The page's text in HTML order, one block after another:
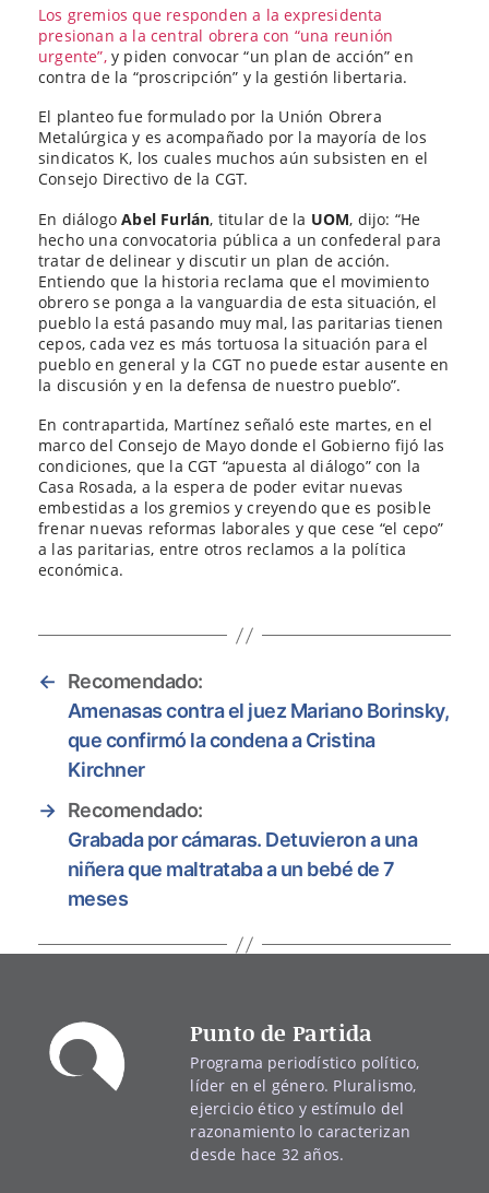
Los gremios que responden a la expresidenta
presionan a la central obrera con “una reunión
urgente”, y piden convocar “un plan de acción” en
contra de la “proscripción” y la gestión libertaria.
El planteo fue formulado por la Unión Obrera
Metalúrgica y es acompañado por la mayoría de los
sindicatos K, los cuales muchos aún subsisten en el
Consejo Directivo de la CGT.
En diálogoAbel Furlán, titular de la UOM, dijo: “He
hecho una convocatoria pública a un confederal para
tratar de delinear y discutir un plan de acción.
Entiendo que la historia reclama que el movimiento
obrero se ponga a la vanguardia de esta situación, el
pueblo la está pasando muy mal, las paritarias tienen
cepos, cada vez es más tortuosa la situación para el
pueblo en general y la CGT no puede estar ausente en
la discusión y en la defensa de nuestro pueblo”.
En contrapartida, Martínez señaló este martes, en el
marco del Consejo de Mayo donde el Gobierno fijó las
condiciones, que la CGT “apuesta al diálogo” con la
Casa Rosada, a la espera de poder evitar nuevas
embestidas a los gremios y creyendo que es posible
frenar nuevas reformas laborales y que cese “el cepo”
a las paritarias, entre otros reclamos a la política
económica.
←
Recomendado:
Amenasas contra el juez Mariano Borinsky,
que confirmó la condena a Cristina
Kirchner
→ Recomendado:
Grabada por cámaras. Detuvieron a una
niñera que maltrataba a un bebé de 7
meses
Punto de Partida
Programa periodístico político,
líder en el género. Pluralismo,
ejercicio ético y estímulo del
razonamiento lo caracterizan
desde hace 32 años.